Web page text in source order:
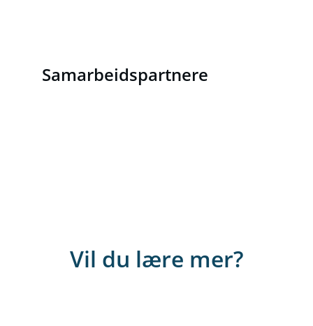
Samarbeidspartnere
Vil du lære mer?